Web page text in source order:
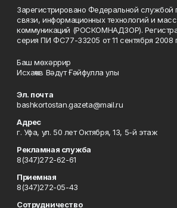
Зарегистрировано Федеральной службой
связи, информационных технологий и
коммуникаций (РОСКОМНАДЗОР).
серия ПИ ФС77-33205 от 11 сентября 2008
Баш мөхәррир
Исхаҡов Вәдүт Ғәйфулла улы
Эл. почта
bashkortostan.gazeta@mail.ru
Адрес
г. Уфа, ул. 50 лет Октября, 13, 5-й этаж
Рекламная служба
8(347)272-62-61
Приемная
8(347)272-05-43
Сотрудничество